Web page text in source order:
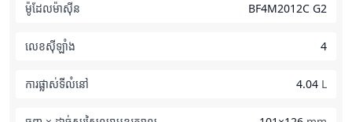
ម៉ូដែលម៉ាស៊ីន BF4M2012C G2
លេខស៊ីឡាំង 4
ការផ្លាស់ទីលំនៅ 4.04 L